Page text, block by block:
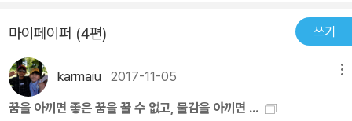
마이페이퍼 (4편) 쓰기
karmaiu 2017-11-05
꿈을 아끼면 좋은 꿈을 꿀 수 없고, 물감을 아끼면 ...